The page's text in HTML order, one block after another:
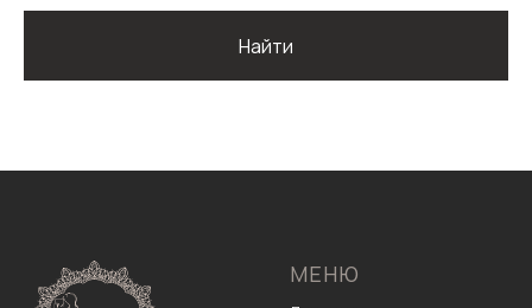
Найти
МЕНЮ